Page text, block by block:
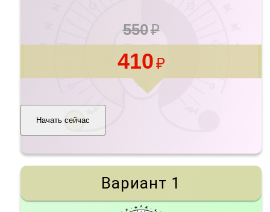
550
410
Начать сейчас
Вариант 1